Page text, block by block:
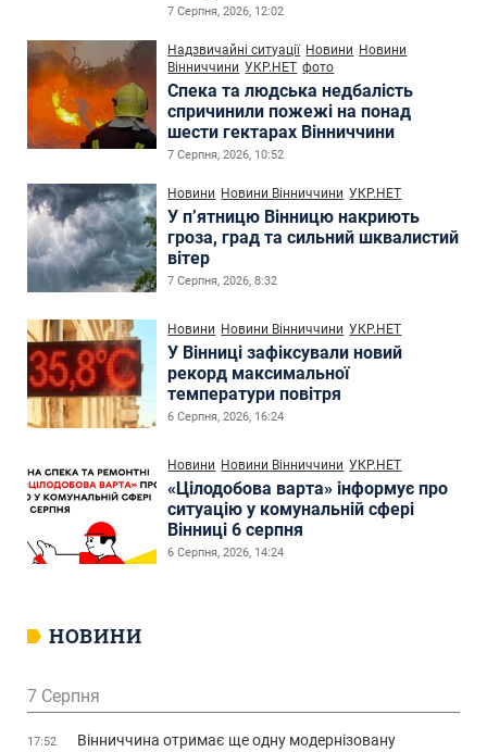
7 Серпня, 2026, 12:02
Надзвичайні ситуації Новини Новини
Вінниччини УКР.НЕТ фото
Спека та людська недбалість
спричинили пожежі на понад
шести гектарах Вінниччини
7 Серпня, 2026, 10:52
Новини Новини Вінниччини УКР.НЕТ
У п’ятницю Вінницю накриють
гроза, град та сильний шквалистий
вітер
7 Серпня, 2026, 8:32
Новини Новини Вінниччини УКР.НЕТ
У Вінниці зафіксували новий
рекорд максимальної
температури повітря
6 Серпня, 2026, 16:24
Новини Новини Вінниччини УКР.НЕТ
«Цілодобова варта» інформує про
ситуацію у комунальній сфері
Вінниці 6 серпня
6 Серпня, 2026, 14:24
НОВИНИ
7 Серпня
17:52 Вінниччина отримає ще одну модернізовану